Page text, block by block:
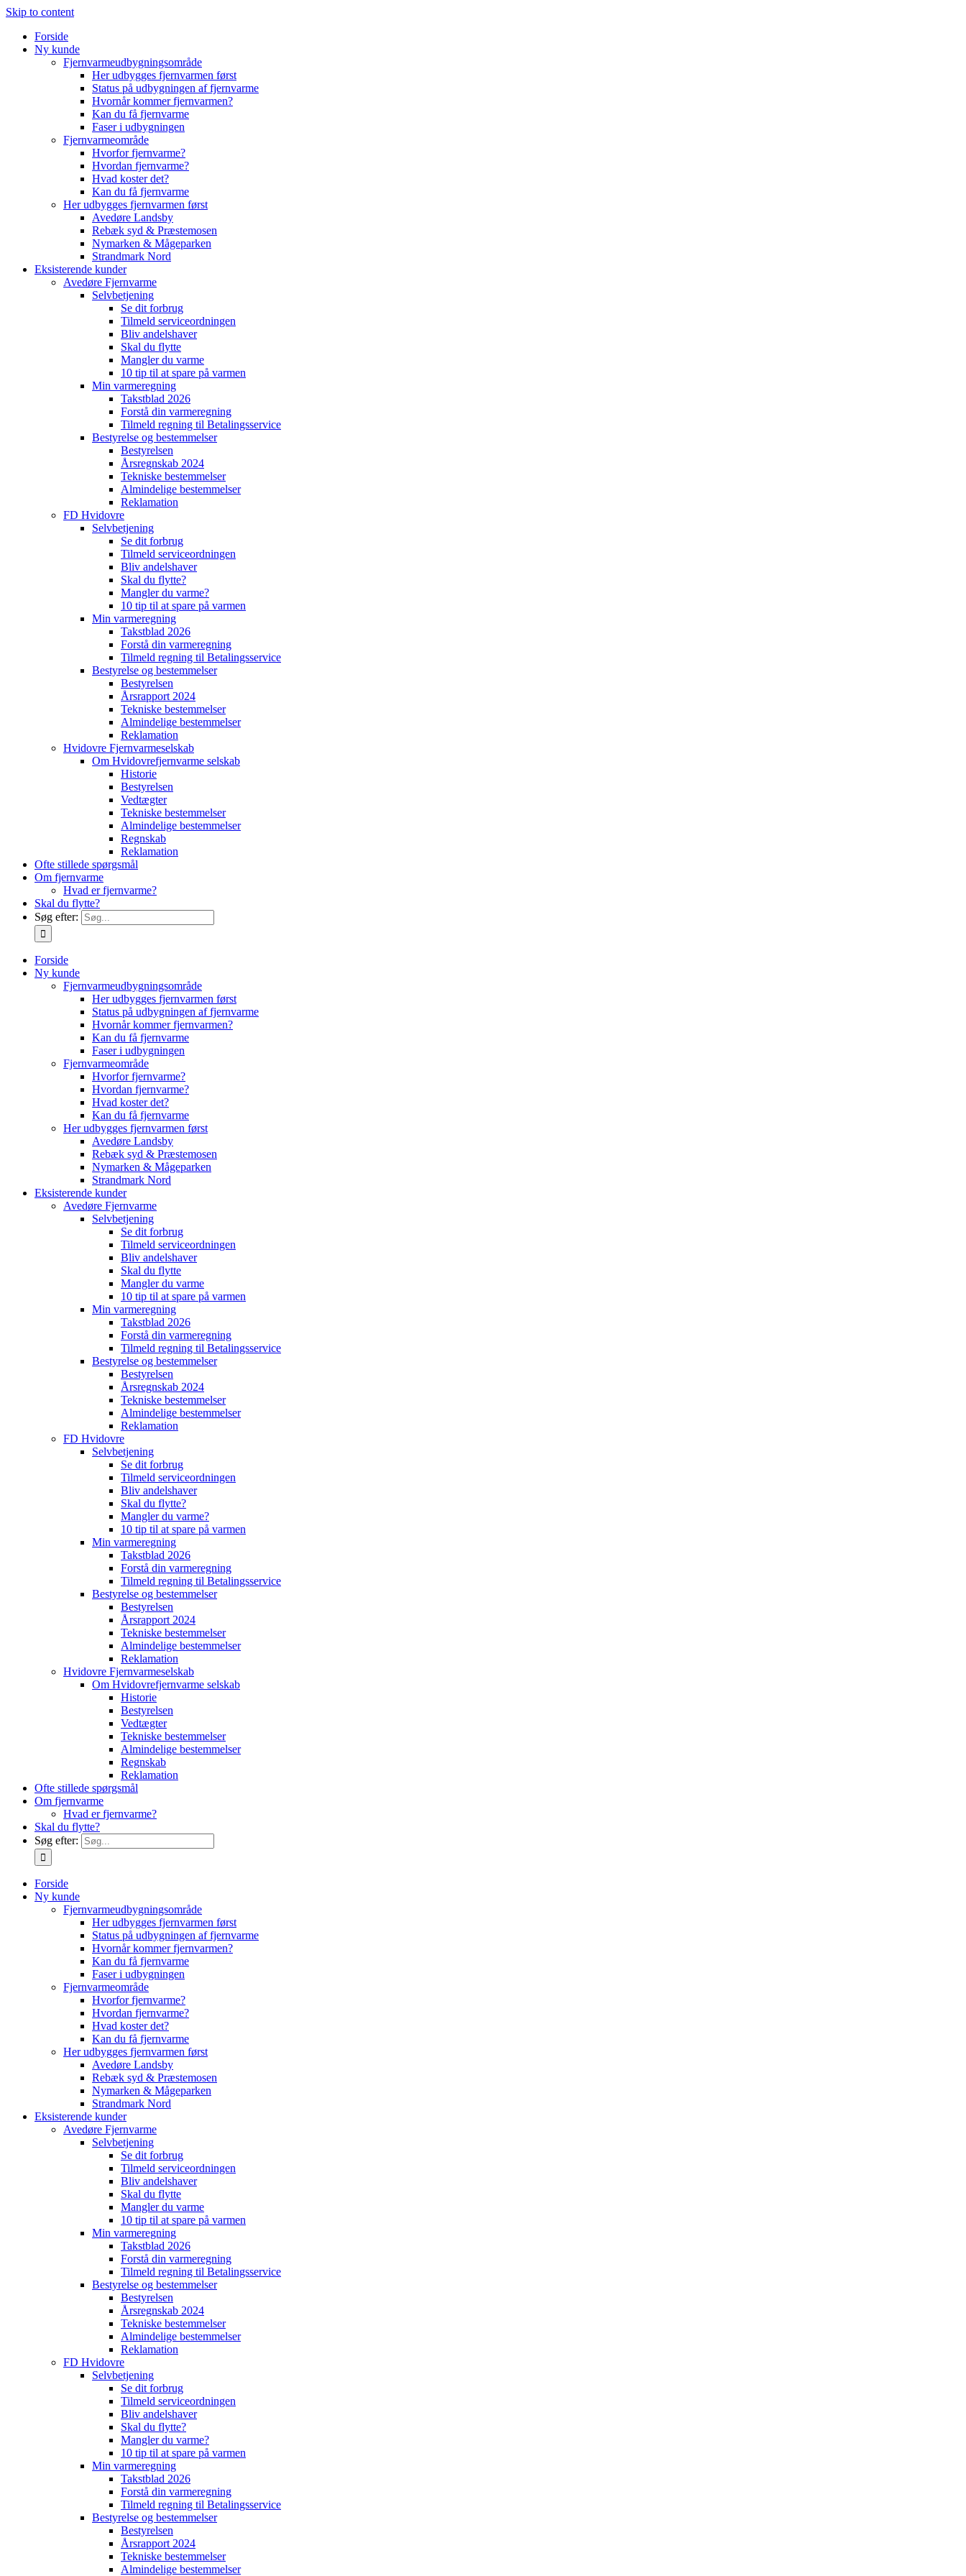
Skip to content
Forside
Ny kunde
Fjernvarmeudbygningsområde
Her udbygges fjernvarmen først
Status på udbygningen af fjernvarme
Hvornår kommer fjernvarmen?
Kan du få fjernvarme
Faser i udbygningen
Fjernvarmeområde
Hvorfor fjernvarme?
Hvordan fjernvarme?
Hvad koster det?
Kan du få fjernvarme
Her udbygges fjernvarmen først
Avedøre Landsby
Rebæk syd & Præstemosen
Nymarken & Mågeparken
Strandmark Nord
Eksisterende kunder
Avedøre Fjernvarme
Selvbetjening
Se dit forbrug
Tilmeld serviceordningen
Bliv andelshaver
Skal du flytte
Mangler du varme
10 tip til at spare på varmen
Min varmeregning
Takstblad 2026
Forstå din varmeregning
Tilmeld regning til Betalingsservice
Bestyrelse og bestemmelser
Bestyrelsen
Årsregnskab 2024
Tekniske bestemmelser
Almindelige bestemmelser
Reklamation
FD Hvidovre
Selvbetjening
Se dit forbrug
Tilmeld serviceordningen
Bliv andelshaver
Skal du flytte?
Mangler du varme?
10 tip til at spare på varmen
Min varmeregning
Takstblad 2026
Forstå din varmeregning
Tilmeld regning til Betalingsservice
Bestyrelse og bestemmelser
Bestyrelsen
Årsrapport 2024
Tekniske bestemmelser
Almindelige bestemmelser
Reklamation
Hvidovre Fjernvarmeselskab
Om Hvidovrefjernvarme selskab
Historie
Bestyrelsen
Vedtægter
Tekniske bestemmelser
Almindelige bestemmelser
Regnskab
Reklamation
Ofte stillede spørgsmål
Om fjernvarme
Hvad er fjernvarme?
Skal du flytte?
Søg efter:
Forside
Ny kunde
Fjernvarmeudbygningsområde
Her udbygges fjernvarmen først
Status på udbygningen af fjernvarme
Hvornår kommer fjernvarmen?
Kan du få fjernvarme
Faser i udbygningen
Fjernvarmeområde
Hvorfor fjernvarme?
Hvordan fjernvarme?
Hvad koster det?
Kan du få fjernvarme
Her udbygges fjernvarmen først
Avedøre Landsby
Rebæk syd & Præstemosen
Nymarken & Mågeparken
Strandmark Nord
Eksisterende kunder
Avedøre Fjernvarme
Selvbetjening
Se dit forbrug
Tilmeld serviceordningen
Bliv andelshaver
Skal du flytte
Mangler du varme
10 tip til at spare på varmen
Min varmeregning
Takstblad 2026
Forstå din varmeregning
Tilmeld regning til Betalingsservice
Bestyrelse og bestemmelser
Bestyrelsen
Årsregnskab 2024
Tekniske bestemmelser
Almindelige bestemmelser
Reklamation
FD Hvidovre
Selvbetjening
Se dit forbrug
Tilmeld serviceordningen
Bliv andelshaver
Skal du flytte?
Mangler du varme?
10 tip til at spare på varmen
Min varmeregning
Takstblad 2026
Forstå din varmeregning
Tilmeld regning til Betalingsservice
Bestyrelse og bestemmelser
Bestyrelsen
Årsrapport 2024
Tekniske bestemmelser
Almindelige bestemmelser
Reklamation
Hvidovre Fjernvarmeselskab
Om Hvidovrefjernvarme selskab
Historie
Bestyrelsen
Vedtægter
Tekniske bestemmelser
Almindelige bestemmelser
Regnskab
Reklamation
Ofte stillede spørgsmål
Om fjernvarme
Hvad er fjernvarme?
Skal du flytte?
Søg efter:
Forside
Ny kunde
Fjernvarmeudbygningsområde
Her udbygges fjernvarmen først
Status på udbygningen af fjernvarme
Hvornår kommer fjernvarmen?
Kan du få fjernvarme
Faser i udbygningen
Fjernvarmeområde
Hvorfor fjernvarme?
Hvordan fjernvarme?
Hvad koster det?
Kan du få fjernvarme
Her udbygges fjernvarmen først
Avedøre Landsby
Rebæk syd & Præstemosen
Nymarken & Mågeparken
Strandmark Nord
Eksisterende kunder
Avedøre Fjernvarme
Selvbetjening
Se dit forbrug
Tilmeld serviceordningen
Bliv andelshaver
Skal du flytte
Mangler du varme
10 tip til at spare på varmen
Min varmeregning
Takstblad 2026
Forstå din varmeregning
Tilmeld regning til Betalingsservice
Bestyrelse og bestemmelser
Bestyrelsen
Årsregnskab 2024
Tekniske bestemmelser
Almindelige bestemmelser
Reklamation
FD Hvidovre
Selvbetjening
Se dit forbrug
Tilmeld serviceordningen
Bliv andelshaver
Skal du flytte?
Mangler du varme?
10 tip til at spare på varmen
Min varmeregning
Takstblad 2026
Forstå din varmeregning
Tilmeld regning til Betalingsservice
Bestyrelse og bestemmelser
Bestyrelsen
Årsrapport 2024
Tekniske bestemmelser
Almindelige bestemmelser